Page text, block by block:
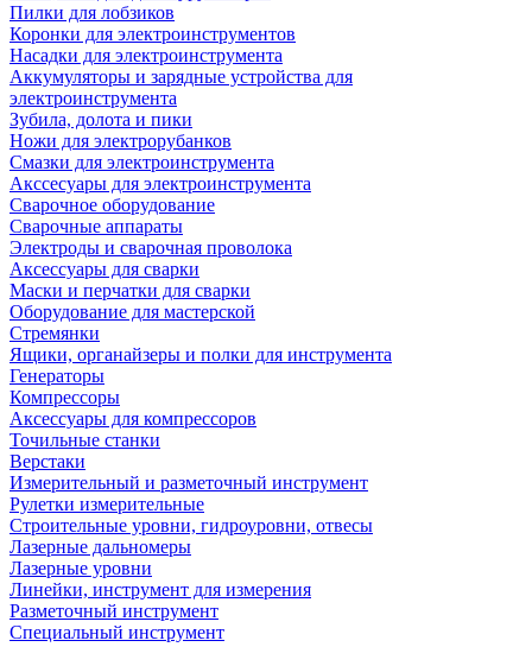
Пилки для лобзиков
Коронки для электроинструментов
Насадки для электроинструмента
Аккумуляторы и зарядные устройства для
электроинструмента
Зубила, долота и пики
Ножи для электрорубанков
Смазки для электроинструмента
Акссесуары для электроинструмента
Сварочное оборудование
Сварочные аппараты
Электроды и сварочная проволока
Аксессуары для сварки
Маски и перчатки для сварки
Оборудование для мастерской
Стремянки
Ящики, органайзеры и полки для инструмента
Генераторы
Компрессоры
Аксессуары для компрессоров
Точильные станки
Верстаки
Измерительный и разметочный инструмент
Рулетки измерительные
Строительные уровни, гидроуровни, отвесы
Лазерные дальномеры
Лазерные уровни
Линейки, инструмент для измерения
Разметочный инструмент
Специальный инструмент